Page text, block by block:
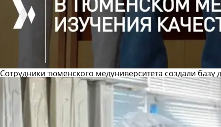
Сотрудники тюменского медуниверситета создали